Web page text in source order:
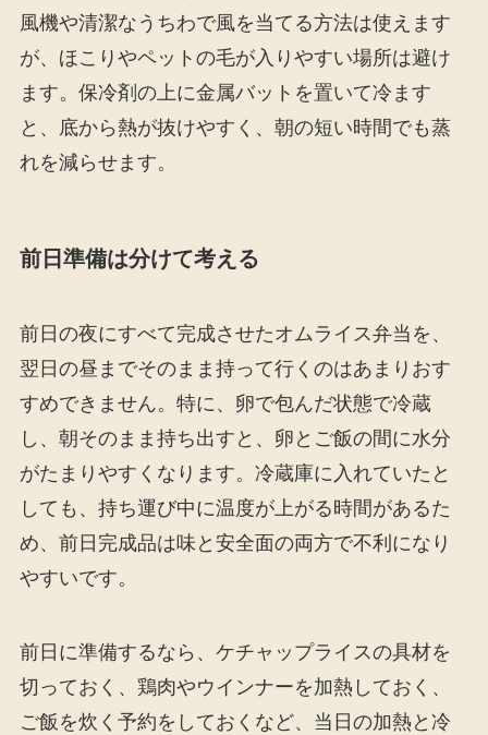
風機や清潔なうちわで風を当てる方法は使えます
が、ほこりやペットの毛が入りやすい場所は避け
ます。保冷剤の上に金属バットを置いて冷ます
と、底から熱が抜けやすく、朝の短い時間でも蒸
れを減らせます。
前日準備は分けて考える
前日の夜にすべて完成させたオムライス弁当を、
翌日の昼までそのまま持って行くのはあまりおす
すめできません。特に、卵で包んだ状態で冷蔵
し、朝そのまま持ち出すと、卵とご飯の間に水分
がたまりやすくなります。冷蔵庫に入れていたと
しても、持ち運び中に温度が上がる時間があるた
め、前日完成品は味と安全面の両方で不利になり
やすいです。
前日に準備するなら、ケチャップライスの具材を
切っておく、鶏肉やウインナーを加熱しておく、
ご飯を炊く予約をしておくなど、当日の加熱と冷